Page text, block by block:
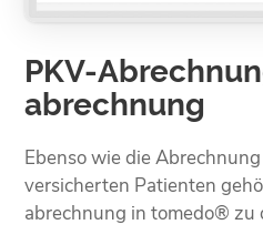
PKV-
abrechnung
Ebenso wie die
versicherten Patienten
abrechnung in tomedo® zu